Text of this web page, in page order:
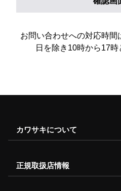
お問い合わせへの対応時間
日を除き10時から17時
カワサキについて
正規取扱店情報